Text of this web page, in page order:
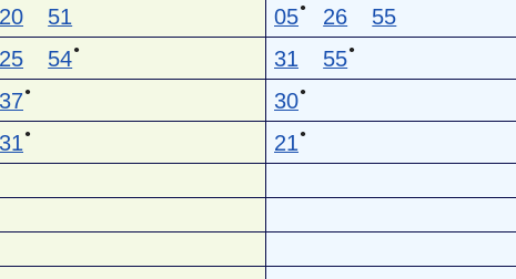
20 51 05● 26 55
25 54● 31 55●
37● 30●
31 ● 21 ●